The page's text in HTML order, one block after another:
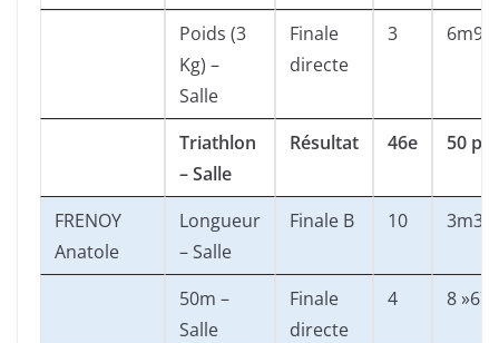
Poids (3
Kg) –
Salle
Finale
directe
3 6m94
Triathlon
– Salle
Résultat 46e 50 pts
FRENOY
Anatole
Longueur
– Salle
Finale B 10 3m30
50m –
Salle
Finale
directe
4 8 »67